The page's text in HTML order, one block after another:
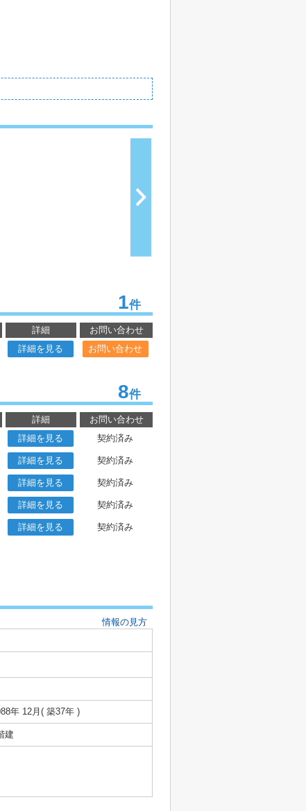
1件
詳細
お問い合わせ
詳細を見る お問い合わせ
8件
詳細
お問い合わせ
詳細を見る 契約済み
詳細を見る 契約済み
詳細を見る 契約済み
詳細を見る 契約済み
詳細を見る 契約済み
情報の見方
年 12月( 築37年 )
建